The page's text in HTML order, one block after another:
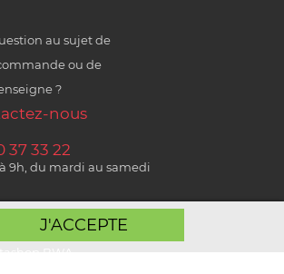
J'ACCEPTE
au sujet de
ou de
?
nous
37 33 22
9h, du mardi au samedi